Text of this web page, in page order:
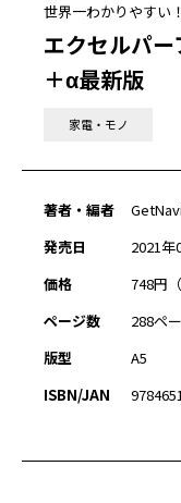
世界一わかりやすい！
エクセルパ
＋α最新版
家電・モノ
著者・編者
発売日
2021年
価格
748円
ページ数
288ペ
版型
A5
ISBN/JAN